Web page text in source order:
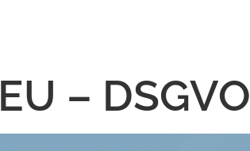
EU – DSGVO